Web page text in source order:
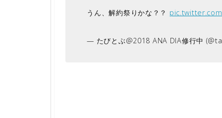
うん、解約祭りかな？？
— たびとぶ@2018 ANA DIA修行中